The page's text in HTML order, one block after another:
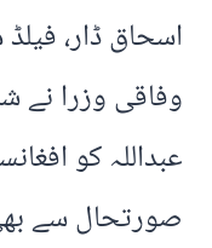
اسحاق ڈار،
وفاقی وزرا نے
عبداللہ کو
صورتحال سے بھی